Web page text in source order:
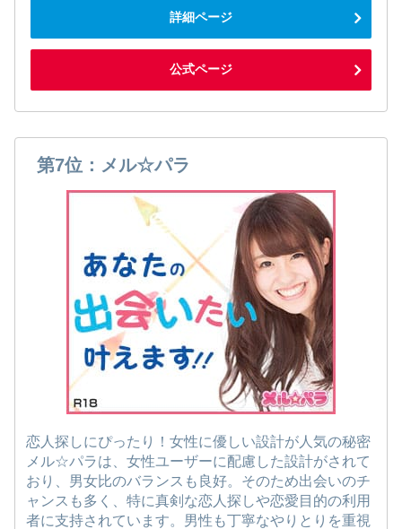
詳細ページ
公式ページ
第7位：メル☆パラ
恋人探しにぴったり！女性に優しい設計が人気の秘密
メル☆パラは、女性ユーザーに配慮した設計がされて
おり、男女比のバランスも良好。そのため出会いのチ
ャンスも多く、特に真剣な恋人探しや恋愛目的の利用
者に支持されています。男性も丁寧なやりとりを重視